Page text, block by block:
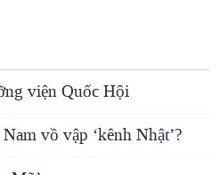
viện Quốc Hội
vồ vập ‘kênh Nhật’?